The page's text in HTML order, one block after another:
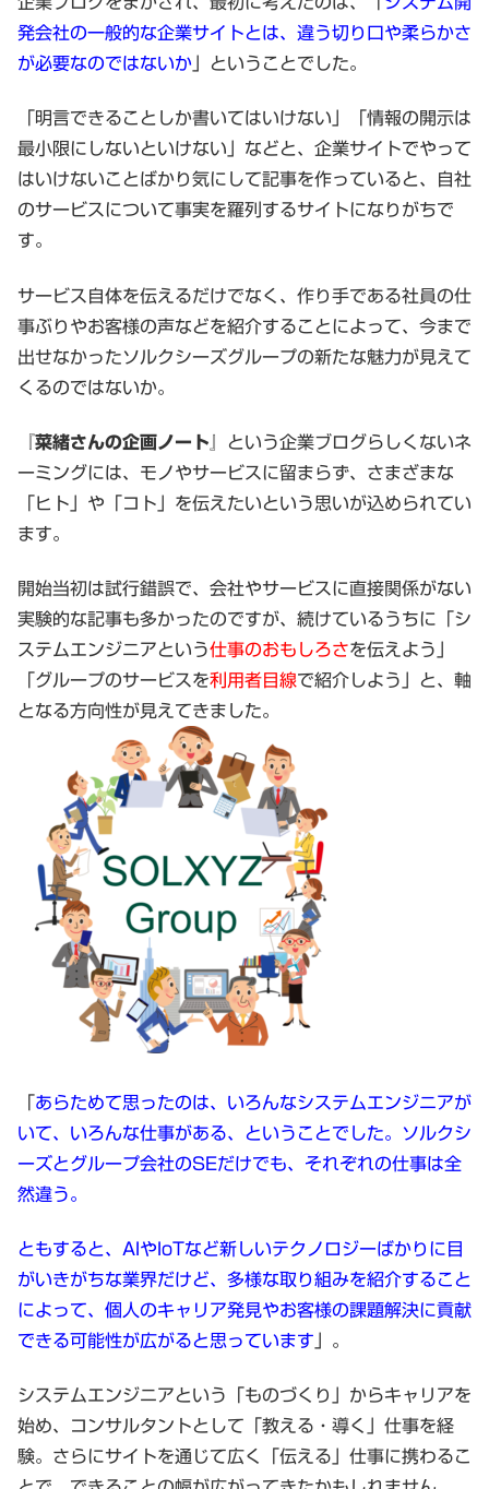
発会社の一般的な企業サイトとは、違う切り口や柔らかさ
が必要なのではないか 」ということでした。
「明言できることしか書いてはいけない」「情報の開示は
最小限にしないといけない」などと、企業サイトでやって
はいけないことばかり気にして記事を作っていると、自社
のサービスについて事実を羅列するサイトになりがちで
す。
サービス自体を伝えるだけでなく、作り手である社員の仕
事ぶりやお客様の声などを紹介することによって、今まで
出せなかったソルクシーズグループの新たな魅力が見えて
くるのではないか。
『菜緒さんの企画ノート』 という企業ブログらしくないネ
ーミングには、モノやサービスに留まらず、さまざまな
「ヒト」や「コト」を伝えたいという思いが込められてい
ます。
開始当初は試行錯誤で、会社やサービスに直接関係がない
実験的な記事も多かったのですが、続けているうちに「シ
ステムエンジニアという仕事のおもしろさを伝えよう」
「グループのサービスを利用者目線で紹介しよう」と、軸
となる方向性が見えてきました。
あらためて思ったのは、いろんなシステムエンジニアが
いて、いろんな仕事がある、ということでした。ソルクシ
ーズとグループ会社のSEだけでも、それぞれの仕事は全
然違う。
ともすると、AIやIoTなど新しいテクノロジーばかりに目
がいきがちな業界だけど、多様な取り組みを紹介すること
によって、個人のキャリア発見やお客様の課題解決に貢献
できる可能性が広がると思っています 」。
システムエンジニアという「ものづくり」からキャリアを
始め、コンサルタントとして「教える・導く」仕事を経
験。さらにサイトを通じて広く「伝える」仕事に携わるこ